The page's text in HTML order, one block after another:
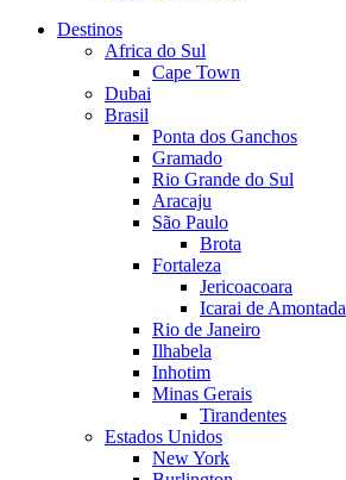
Destinos
Africa do Sul
Cape Town
Dubai
Brasil
Ponta dos Ganchos
Gramado
Rio Grande do Sul
Aracaju
São Paulo
Brota
Fortaleza
Jericoacoara
Icarai de Amontada
Rio de Janeiro
Ilhabela
Inhotim
Minas Gerais
Tirandentes
Estados Unidos
New York